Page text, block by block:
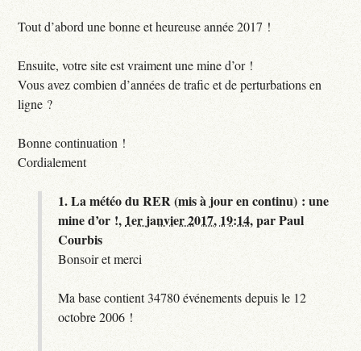
Tout d’abord une bonne et heureuse année 2017 !
Ensuite, votre site est vraiment une mine d’or !
Vous avez combien d’années de trafic et de perturbations en
ligne ?
Bonne continuation !
Cordialement
1.La météo du RER (mis à jour en continu) : une
mine d’or !, 1er janvier 2017, 19:14,parPaul
Courbis
Bonsoir et merci
Ma base contient 34780 événements depuis le 12
octobre 2006 !